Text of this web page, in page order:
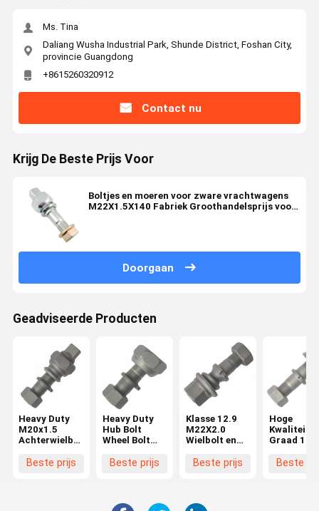
Ms. Tina
Daliang Wusha Industrial Park, Shunde District, Foshan City,
provincie Guangdong
+8615260320912
Contact nu
Krijg De Beste Prijs Voor
Boltjes en moeren voor zware vrachtwagens
M22X1.5X140 Fabriek Groothandelsprijs voor
Doorgaan
Geadviseerde Producten
Heavy Duty
M20x1.5
Achterwielbout
FF/MA
Beste prijs
Heavy Duty
Hub Bolt
Wheel Bolt
FF/MA
Beste prijs
Klasse 12.9
M22X2.0
Wielbolt en
Truck
Beste prijs
Hoge
Kwaliteit
Graad 10.9
Wielbout
Beste